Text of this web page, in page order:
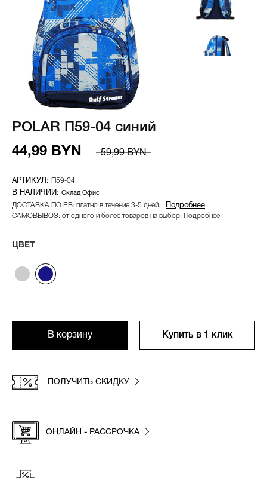
POLAR П59-04 синий
44,99 BYN
59,99 BYN
П59-04
Склад Офис
ДОСТАВКА ПО РБ: платно в течение 3-5 дней. Подробнее
САМОВЫВОЗ: от одного и более товаров на выбор. Подробнее
ЦВЕТ
В корзину Купить в 1 клик
ПОЛУЧИТЬ СКИДКУ
ОНЛАЙН - РАССРОЧКА